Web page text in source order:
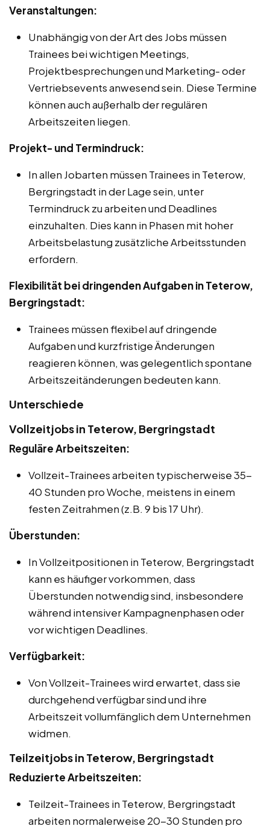
Veranstaltungen:
Unabhängig von der Art des Jobs müssen
Trainees bei wichtigen Meetings,
Projektbesprechungen und Marketing- oder
Vertriebsevents anwesend sein. Diese Termine
können auch außerhalb der regulären
Arbeitszeiten liegen.
Projekt- und Termindruck:
In allen Jobarten müssen Trainees in Teterow,
Bergringstadt in der Lage sein, unter
Termindruck zu arbeiten und Deadlines
einzuhalten. Dies kann in Phasen mit hoher
Arbeitsbelastung zusätzliche Arbeitsstunden
erfordern.
Flexibilität bei dringenden Aufgaben in Teterow,
Bergringstadt:
Trainees müssen flexibel auf dringende
Aufgaben und kurzfristige Änderungen
reagieren können, was gelegentlich spontane
Arbeitszeitänderungen bedeuten kann.
Unterschiede
Vollzeitjobs in Teterow, Bergringstadt
Reguläre Arbeitszeiten:
Vollzeit-Trainees arbeiten typischerweise 35-
40 Stunden pro Woche, meistens in einem
festen Zeitrahmen (z.B. 9 bis 17 Uhr).
Überstunden:
In Vollzeitpositionen in Teterow, Bergringstadt
kann es häufiger vorkommen, dass
Überstunden notwendig sind, insbesondere
während intensiver Kampagnenphasen oder
vor wichtigen Deadlines.
Verfügbarkeit:
Von Vollzeit-Trainees wird erwartet, dass sie
durchgehend verfügbar sind und ihre
Arbeitszeit vollumfänglich dem Unternehmen
widmen.
Teilzeitjobs in Teterow, Bergringstadt
Reduzierte Arbeitszeiten:
Teilzeit-Trainees in Teterow, Bergringstadt
arbeiten normalerweise 20-30 Stunden pro